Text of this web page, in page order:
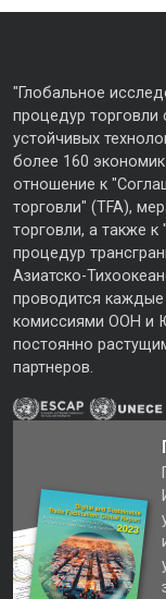
"Глобальное
процедур
устойчивых
более 160
отношение к
торговли" (TFA),
торговли, а также
процедур
Азиатско-
проводится
комиссиями ООН и
постоянно
партнеров.